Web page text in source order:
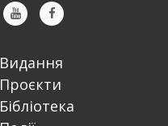
Видання
Проєкти
Бібліотека